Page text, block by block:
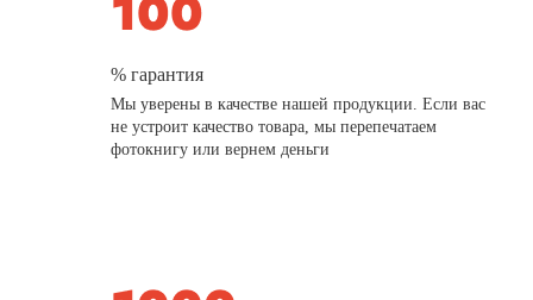
% гарантия
Мы уверены в качестве нашей продукции. Если вас
не устроит качество товара, мы перепечатаем
фотокнигу или вернем деньги